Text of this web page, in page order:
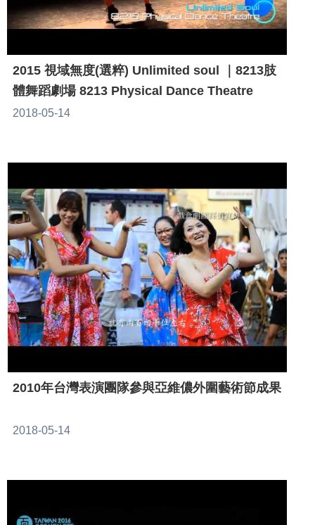
2015 視域無度(選粹) Unlimited soul ｜8213肢
體舞蹈劇場 8213 Physical Dance Theatre
2018-05-14
2010年台灣表演團隊參與亞維儂外圍藝術節成果
2018-05-14